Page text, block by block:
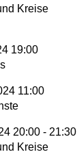
Kreise
19:00
11:00
20:00 - 21:30
Kreise